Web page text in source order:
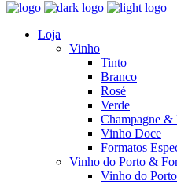
Loja
Vinho
Tinto
Branco
Rosé
Verde
Champagne &
Vinho Doce
Formatos
Vinho do Porto &
Vinho do Porto